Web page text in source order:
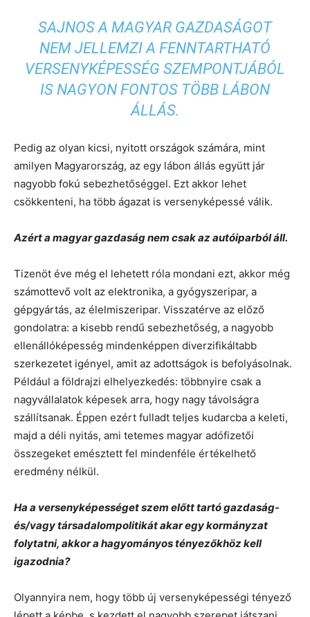
SAJNOS A MAGYAR GAZDASÁGOT
NEM JELLEMZI A FENNTARTHATÓ
VERSENYKÉPESSÉG SZEMPONTJÁBÓL
IS NAGYON FONTOS TÖBB LÁBON
ÁLLÁS.
Pedig az olyan kicsi, nyitott országok számára, mint
amilyen Magyarország, az egy lábon állás együtt jár
nagyobb fokú sebezhetőséggel. Ezt akkor lehet
csökkenteni, ha több ágazat is versenyképessé válik.
Azért a magyar gazdaság nem csak az autóiparból áll.
Tizenöt éve még el lehetett róla mondani ezt, akkor még
számottevő volt az elektronika, a gyógyszeripar, a
gépgyártás, az élelmiszeripar. Visszatérve az előző
gondolatra: a kisebb rendű sebezhetőség, a nagyobb
ellenállóképesség mindenképpen diverzifikáltabb
szerkezetet igényel, amit az adottságok is befolyásolnak.
Például a földrajzi elhelyezkedés: többnyire csak a
nagyvállalatok képesek arra, hogy nagy távolságra
szállítsanak. Éppen ezért fulladt teljes kudarcba a keleti,
majd a déli nyitás, ami tetemes magyar adófizetői
összegeket emésztett fel mindenféle értékelhető
eredmény nélkül.
Ha a versenyképességet szem előtt tartó gazdaság-
és/vagy társadalompolitikát akar egy kormányzat
folytatni, akkor a hagyományos tényezőkhöz kell
igazodnia?
Olyannyira nem, hogy több új versenyképességi tényező